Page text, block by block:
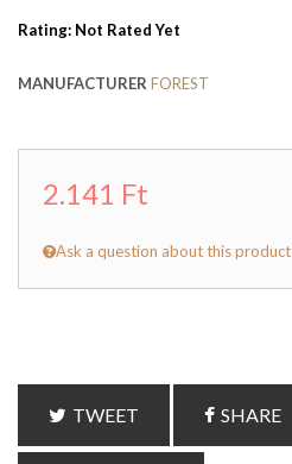
Rating: Not Rated Yet
MANUFACTURER FOREST
2.141 Ft
Ask a question about this product
TWEET SHARE